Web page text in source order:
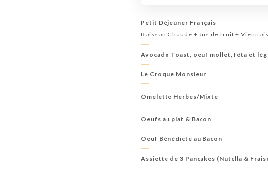
Petit Déjeuner Français
Boisson Chaude + Jus de fruit +
Avocado Toast, oeuf mollet, fêta et
Le Croque Monsieur
Omelette Herbes/Mixte
Oeufs au plat & Bacon
Oeuf Bénédicte au Bacon
Assiette de 3 Pancakes (Nutella &